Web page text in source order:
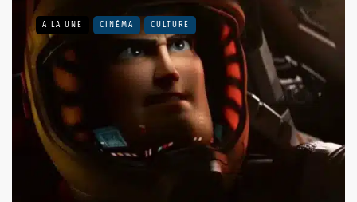
A LA UNE CINÉMA CULTURE